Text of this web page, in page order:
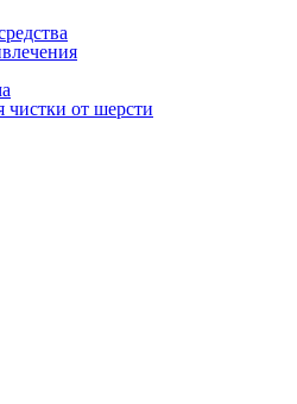
от шерсти